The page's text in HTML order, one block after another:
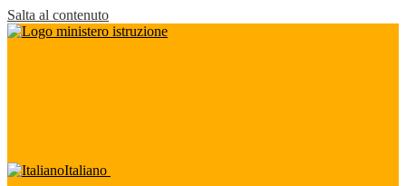
Salta al contenuto
Italiano